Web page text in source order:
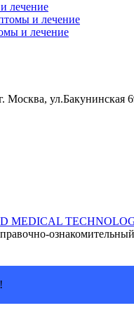
лечение
и лечение
Москва, ул.Бакунинская
MEDICAL